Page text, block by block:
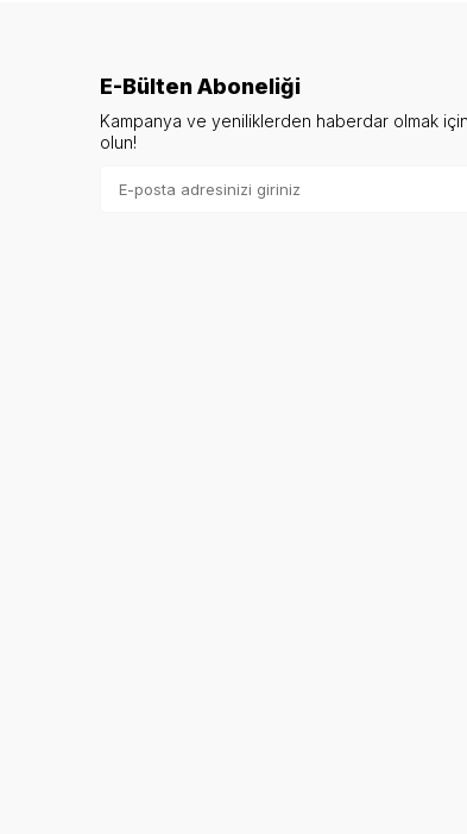
E-Bülten Aboneliği
Kampanya ve yeniliklerden haberdar olmak
olun!